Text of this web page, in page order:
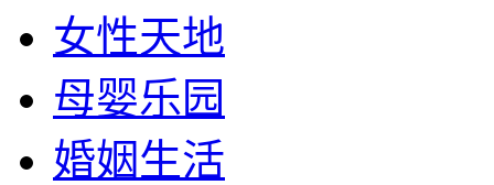
女性天地
母婴乐园
婚姻生活